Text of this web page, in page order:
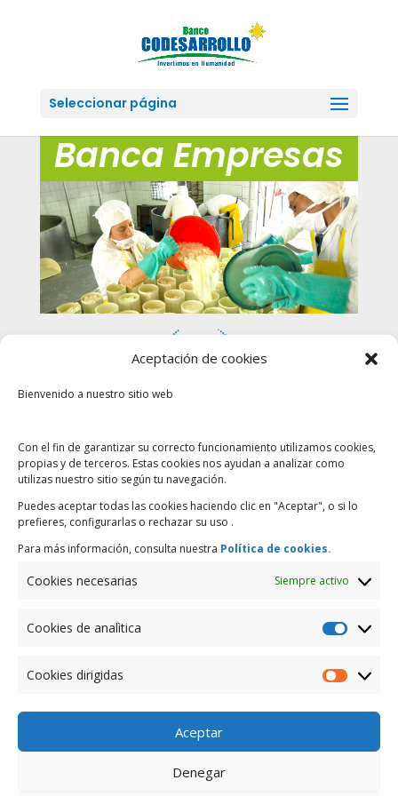
Aceptación de cookies
Bienvenido a nuestro sitio web
Con el fin de garantizar su correcto funcionamiento utilizamos cookies,
propias y de terceros. Estas cookies nos ayudan a analizar como
utilizas nuestro sitio según tu navegación.
Puedes aceptar todas las cookies haciendo clic en "Aceptar", o si lo
prefieres, configurarlas o rechazar su uso .
Para más información, consulta nuestra Política de cookies.
Cookies necesarias Siempre activo
Cookies de analìtica
Cookies
analìtica
Cookies dirigidas
Cookies
Aceptar
Denegar
Seleccionar página
Banca Empresas
CUENTAS
Nuestras cuentas te
permiten dinamizar tus
relaciones comerciales.
Todas las Cuentas
y las necesidades
forma rápida.